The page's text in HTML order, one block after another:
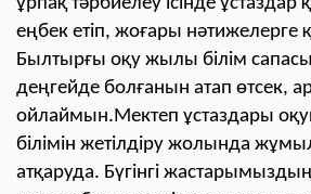
еңбек етіп, жоғары нәтижелерге
Былтырғы оқу жылы білім
деңгейде болғанын атап өтсек,
ойлаймын.Мектеп ұстаздары
білімін жетілдіру жолында
атқаруда. Бүгінгі